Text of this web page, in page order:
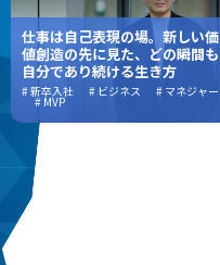
仕事は自己表現の場。新しい価
値創造の先に見た、どの瞬間も
自分であり続ける生き方
# 新卒入社 # ビジネス # マネジャー
# MVP